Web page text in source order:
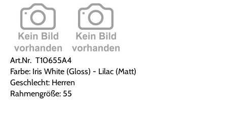
Art.Nr. T10655A4
Farbe: Iris White (Gloss) - Lilac (Matt)
Geschlecht: Herren
Rahmengröße: 55